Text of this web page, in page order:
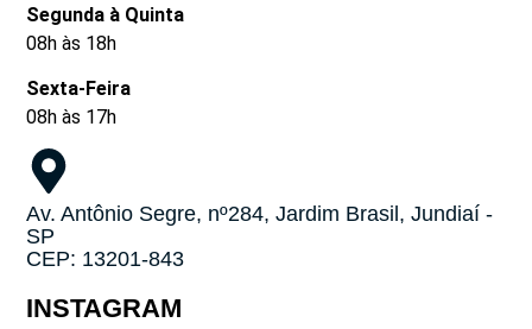
Segunda à Quinta
08h às 18h
Sexta-Feira
08h às 17h
Av. Antônio Segre, nº284, Jardim Brasil, Jundiaí -
SP
CEP: 13201-843
INSTAGRAM